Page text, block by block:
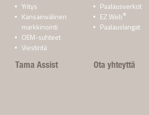
Yritys
Kansainvälinen
markkinointi
OEM-suhteet
Viestintä
Paalausverkot
EZ Web®
Paalauslangat
Tama Assist Ota yhteyttä